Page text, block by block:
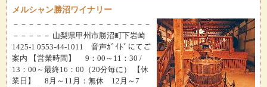
メルシャン勝沼ワイナリー
－－－－－－－－－－－－－－－－－－
－－－－－ 山梨県甲州市勝沼町下岩崎
1425-1 0553-44-1011 音声ｶﾞｲﾄﾞにてご
案内 【営業時間】 9：00～11：30 /
13：00～最終16：00（20分毎に） 【休
業日】 8月～11月：無休 12月～7